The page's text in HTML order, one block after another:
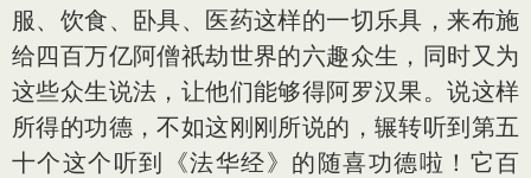
服、饮食、卧具、医药这样的一切乐具，来布施
给四百万亿阿僧祇劫世界的六趣众生，同时又为
这些众生说法，让他们能够得阿罗汉果。说这样
所得的功德，不如这刚刚所说的，辗转听到第五
十个这个听到《法华经》的随喜功德啦！它百